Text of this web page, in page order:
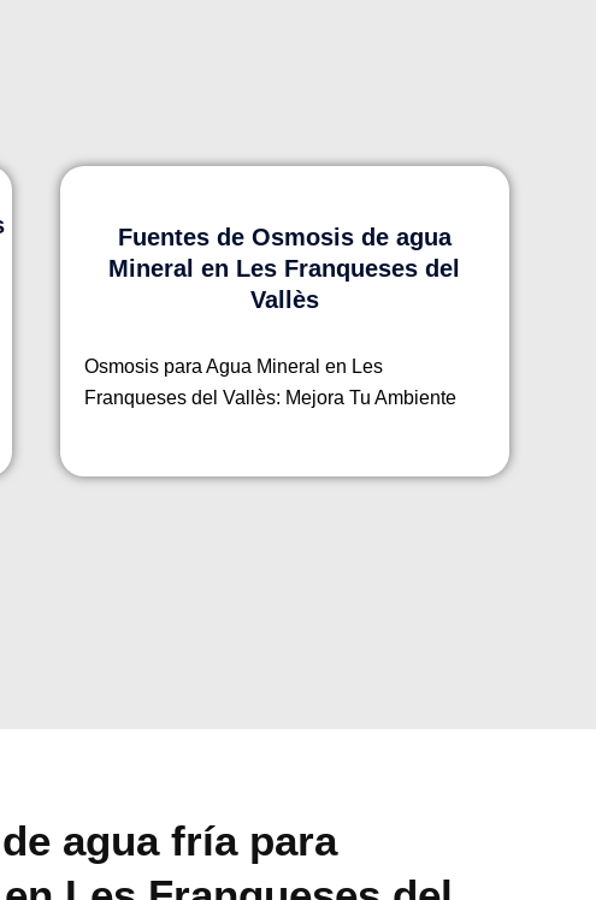
Fuentes de Osmosis de agua
Mineral en Les Franqueses del
Vallès
Osmosis para Agua Mineral en Les
Franqueses del Vallès: Mejora Tu Ambiente
agua fría para